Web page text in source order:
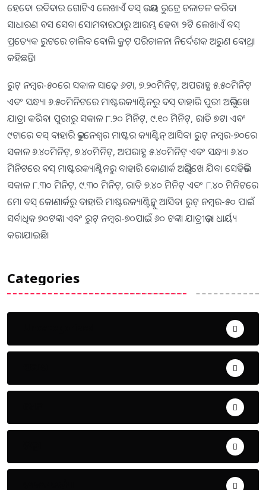
ହେବେ। ରବିବାର ଗୋଟିଏ ଲେଖାଏଁ ବସ୍ ଉଭୟ ରୁଟ୍ରେ ଚଳାଚଳ କରିବ।
ସାଧାରଣ ବସ ସେବା ସୋମବାରଠାରୁ ଆରମ୍ଭ ହେବ। ୨ଟି ଲେଖାଏଁ ବସ୍
ପ୍ରତ୍ୟେକ ରୁଟରେ ଚାଲିବ ବୋଲି କ୍ରୁଟ୍ ପରିଚାଳନା ନିର୍ଦେଶକ ଅରୁଣ ବୋଥ୍ରା
କହିଛନ୍ତି।
ରୁଟ୍ ନମ୍ବର-୫୦ରେ ସକାଳ ସାଢ଼େ ୬ଟା, ୭.୨୦ମିନିଟ୍, ଅପରାହ୍ଣ ୫.୫୦ମିନିଟ୍
ଏବଂ ସନ୍ଧ୍ୟା ୬.୫୦ମିନିଟରେ ମାଷ୍ଟରକ୍ୟାଣ୍ଟିନରୁ ବସ୍ ବାହାରି ପୁରୀ ଅଭିମୁଖେ
ଯାତ୍ରା କରିବ। ପୁରୀରୁ ସକାଳ ୮.୨୦ ମିନିଟ୍, ୯.୧୦ ମିନିଟ୍, ରାତି ୭ଟା ଏବଂ
୯ଟାରେ ବସ୍ ବାହାରି ଭୁବନେଶ୍ୱର ମାଷ୍ଟର କ୍ୟାଣ୍ଟିନ୍ ଆସିବ। ରୁଟ୍ ନମ୍ବର-୭୦ରେ
ସକାଳ ୬.୪୦ମିନିଟ୍, ୭.୪୦ମିନିଟ୍, ଅପରାହ୍ଣ ୫.୪୦ମିନିଟ୍ ଏବଂ ସନ୍ଧ୍ୟା ୬.୪୦
ମିନିଟରେ ବସ୍ ମାଷ୍ଟରକ୍ୟାଣ୍ଟିନରୁ ବାହାରି କୋଣାର୍କ ଅଭିମୁଖେ ଯିବ। ସେହିଭଳି
ସକାଳ ୮.୩୦ ମିନିଟ୍, ୯.୩୦ ମିନିଟ୍, ରାତି ୭.୪୦ ମିନିଟ୍ ଏବଂ ୮.୪୦ ମିନିଟରେ
ମୋ ବସ୍ କୋଣାର୍କରୁ ବାହାରି ମାଷ୍ଟରକ୍ୟାଣ୍ଟିନ୍କୁ ଆସିବ। ରୁଟ୍ ନମ୍ବର-୫୦ ପାଇଁ
ସର୍ବାଧିକ ୭୦ଟଙ୍କା ଏବଂ ରୁଟ୍ ନମ୍ବର-୭୦ପାଇଁ ୬୦ ଟଙ୍କା ଯାତ୍ରୀଭଡ଼ା ଧାର୍ୟ୍ୟ
କରାଯାଇଛି।
Categories